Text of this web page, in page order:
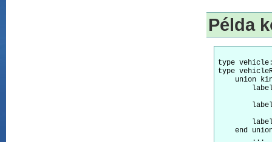
Példa
type
type
union
label :
end